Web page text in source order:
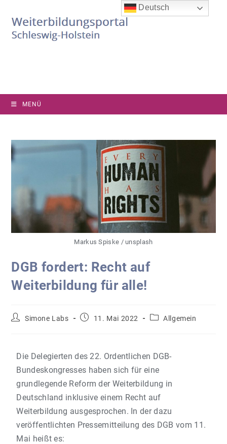
MENÜ
Markus Spiske / unsplash
DGB fordert: Recht auf
Weiterbildung für alle!
Simone Labs 11. Mai 2022 Allgemein
Die Delegierten des 22. Ordentlichen DGB-
Bundeskongresses haben sich für eine
grundlegende Reform der Weiterbildung in
Deutschland inklusive einem Recht auf
Weiterbildung ausgesprochen. In der dazu
veröffentlichten Pressemitteilung des DGB vom 11.
Mai heißt es:
Deutsch